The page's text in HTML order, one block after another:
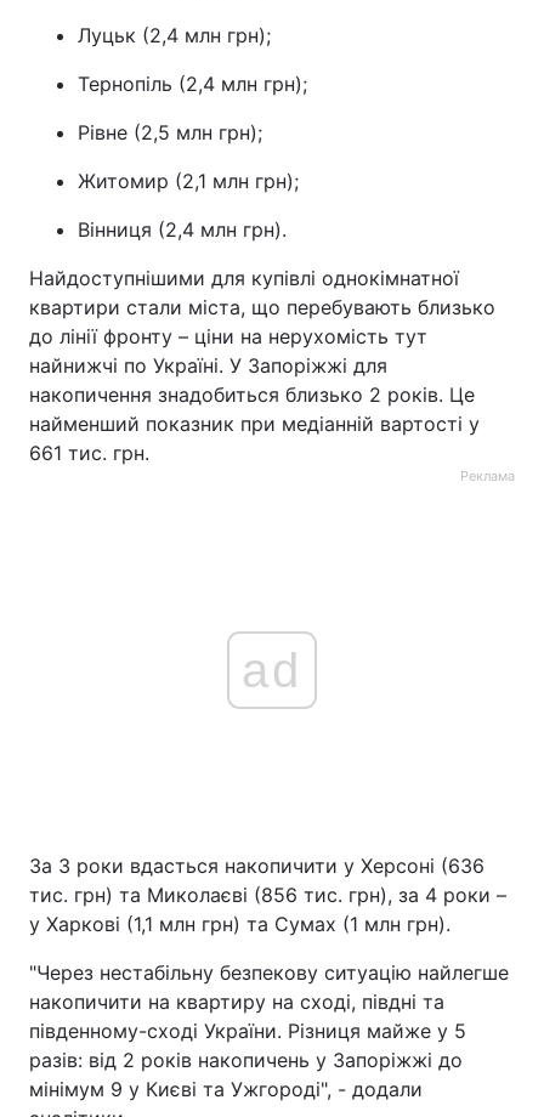
Луцьк (2,4 млн грн);
Тернопіль (2,4 млн грн);
Рівне (2,5 млн грн);
Житомир (2,1 млн грн);
Вінниця (2,4 млн грн).
Найдоступнішими для купівлі однокімнатної
квартири стали міста, що перебувають близько
до лінії фронту – ціни на нерухомість тут
найнижчі по Україні. У Запоріжжі для
накопичення знадобиться близько 2 років. Це
найменший показник при медіанній вартості у
661 тис. грн.
Реклама
ad
За 3 роки вдасться накопичити у Херсоні (636
тис. грн) та Миколаєві (856 тис. грн), за 4 роки –
у Харкові (1,1 млн грн) та Сумах (1 млн грн).
"Через нестабільну безпекову ситуацію найлегше
накопичити на квартиру на сході, півдні та
південному-сході України. Різниця майже у 5
разів: від 2 років накопичень у Запоріжжі до
мінімум 9 у Києві та Ужгороді", - додали